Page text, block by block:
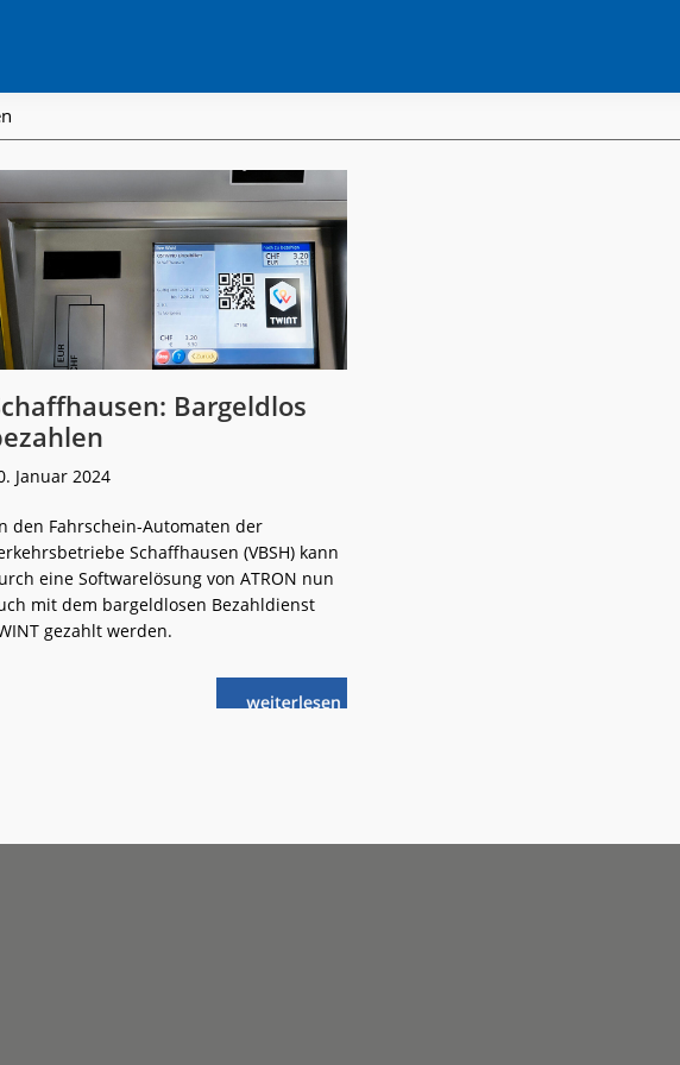
Bargeldlos
Januar 2024
den Fahrschein-Automaten der
Schaffhausen (VBSH) kann
eine Softwarelösung von ATRON nun
mit dem bargeldlosen Bezahldienst
gezahlt werden.
weiterlese
nSchaffhausen: